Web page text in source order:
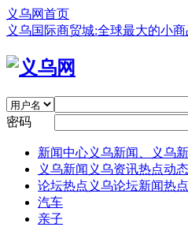
义乌网首页
义乌国际商贸城:全球最大的小
密码
新闻中心义乌新闻、义乌
义乌新闻 义乌资讯热点动态
论坛热点 义乌论坛新闻热点
汽车
亲子